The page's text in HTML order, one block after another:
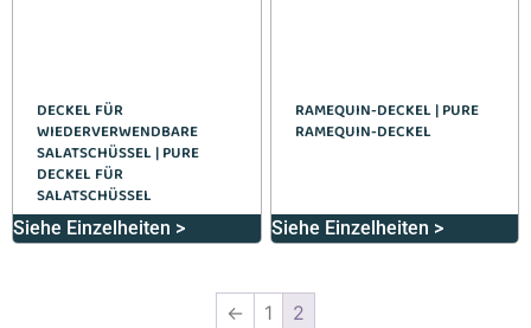
DECKEL FÜR
WIEDERVERWENDBARE
SALATSCHÜSSEL | PURE
DECKEL FÜR
SALATSCHÜSSEL
Siehe Einzelheiten >
RAMEQUIN-DECKEL | PURE
RAMEQUIN-DECKEL
Siehe Einzelheiten >
← 1 2